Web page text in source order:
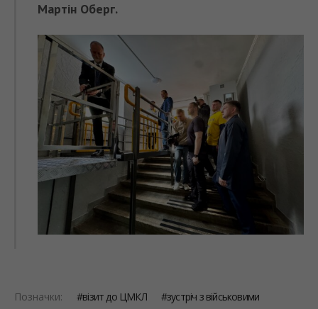
Мартін Оберг.
Позначки: візит до ЦМКЛ
зустріч з військовими